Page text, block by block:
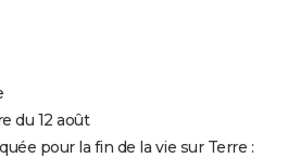
du 12 août
pour la fin de la vie sur Terre :